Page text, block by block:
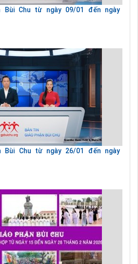
Bùi Chu từ ngày 09/01 đến ngày
Bùi Chu từ ngày 26/01 đến ngày